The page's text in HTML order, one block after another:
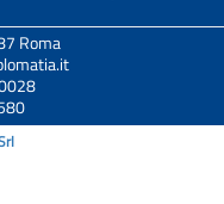
Roma